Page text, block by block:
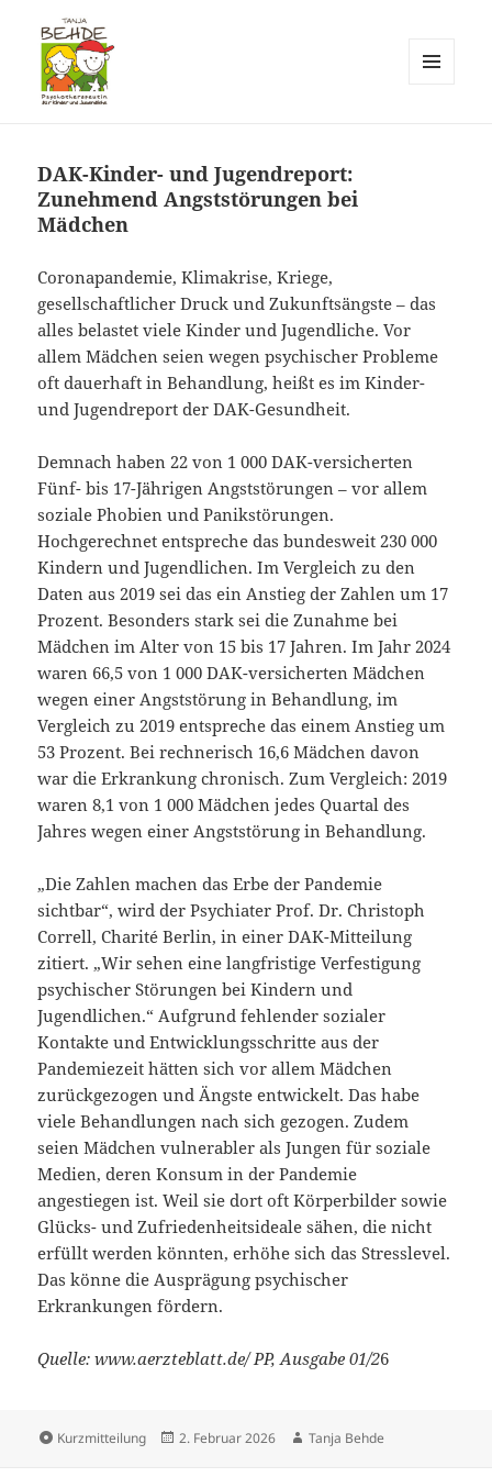
DAK-Kinder- und Jugendreport:
Zunehmend Angststörungen bei
Mädchen
Coronapandemie, Klimakrise, Kriege,
gesellschaftlicher Druck und Zukunftsängste – das
alles belastet viele Kinder und Jugendliche. Vor
allem Mädchen seien wegen psychischer Probleme
oft dauerhaft in Behandlung, heißt es im Kinder-
und Jugendreport der DAK-Gesundheit.
Demnach haben 22 von 1 000 DAK-versicherten
Fünf- bis 17-Jährigen Angststörungen – vor allem
soziale Phobien und Panikstörungen.
Hochgerechnet entspreche das bundesweit 230 000
Kindern und Jugendlichen. Im Vergleich zu den
Daten aus 2019 sei das ein Anstieg der Zahlen um 17
Prozent. Besonders stark sei die Zunahme bei
Mädchen im Alter von 15 bis 17 Jahren. Im Jahr 2024
waren 66,5 von 1 000 DAK-versicherten Mädchen
wegen einer Angststörung in Behandlung, im
Vergleich zu 2019 entspreche das einem Anstieg um
53 Prozent. Bei rechnerisch 16,6 Mädchen davon
war die Erkrankung chronisch. Zum Vergleich: 2019
waren 8,1 von 1 000 Mädchen jedes Quartal des
Jahres wegen einer Angststörung in Behandlung.
„Die Zahlen machen das Erbe der Pandemie
sichtbar“, wird der Psychiater Prof. Dr. Christoph
Correll, Charité Berlin, in einer DAK-Mitteilung
zitiert. „Wir sehen eine langfristige Verfestigung
psychischer Störungen bei Kindern und
Jugendlichen.“ Aufgrund fehlender sozialer
Kontakte und Entwicklungsschritte aus der
Pandemiezeit hätten sich vor allem Mädchen
zurückgezogen und Ängste entwickelt. Das habe
viele Behandlungen nach sich gezogen. Zudem
seien Mädchen vulnerabler als Jungen für soziale
Medien, deren Konsum in der Pandemie
angestiegen ist. Weil sie dort oft Körperbilder sowie
Glücks- und Zufriedenheitsideale sähen, die nicht
erfüllt werden könnten, erhöhe sich das Stresslevel.
Das könne die Ausprägung psychischer
Erkrankungen fördern.
Quelle: www.aerzteblatt.de/ PP, Ausgabe 01/26
Format
Kurzmitteilung
Veröffentlicht
2. Februar 2026 Autor
Tanja Behde